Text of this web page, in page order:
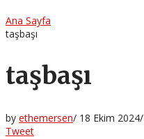
Ana Sayfa
taşbaşı
taşbaşı
by ethemersen/ 18 Ekim 2024/
Tweet